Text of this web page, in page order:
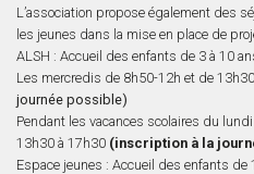
L’association propose également des
les jeunes dans la mise en place de
ALSH : Accueil des enfants de 3 à 10
Les mercredis de 8h50-12h et de
journée possible)
Pendant les vacances scolaires du
13h30 à 17h30 (inscription à la
Espace jeunes : Accueil des enfants de